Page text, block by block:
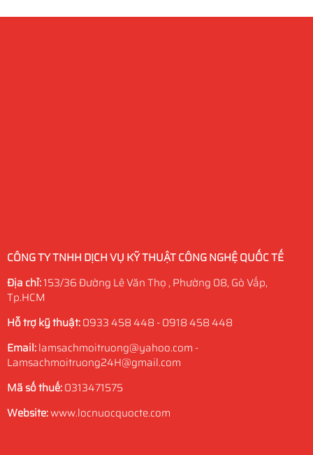
CÔNG TY TNHH DỊCH VỤ KỸ THUẬT CÔNG NGHỆ QUỐC TẾ
Địa chỉ:153/36 Đường Lê Văn Thọ , Phường 08, Gò Vấp,
Tp.HCM
Hỗ trợ kỹ thuật:0933 458 448 - 0918 458 448
Email:lamsachmoitruong@yahoo.com -
Lamsachmoitruong24H@gmail.com
Mã số thuế:0313471575
Website:www.locnuocquocte.com